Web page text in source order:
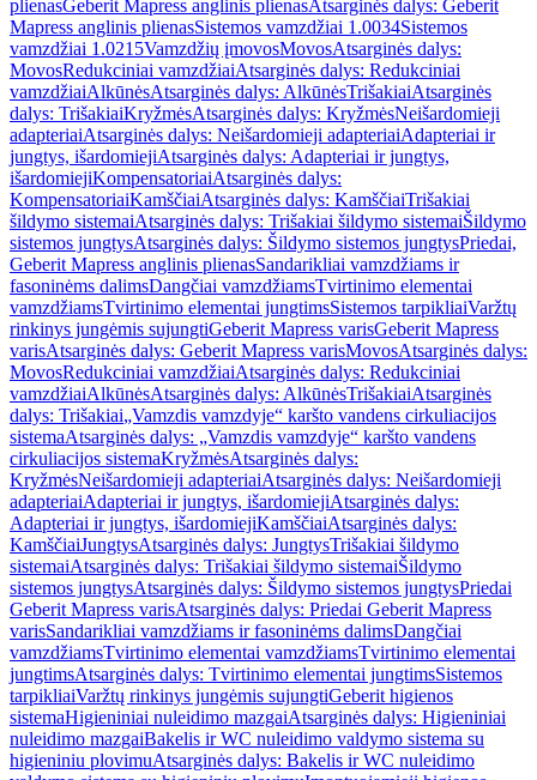
plienasGeberit Mapress anglinis plienasAtsarginės dalys: Geberit
Mapress anglinis plienasSistemos vamzdžiai 1.0034Sistemos
vamzdžiai 1.0215Vamzdžių įmovosMovosAtsarginės dalys:
MovosRedukciniai vamzdžiaiAtsarginės dalys: Redukciniai
vamzdžiaiAlkūnėsAtsarginės dalys: AlkūnėsTrišakiaiAtsarginės
dalys: TrišakiaiKryžmėsAtsarginės dalys: KryžmėsNeišardomieji
adapteriaiAtsarginės dalys: Neišardomieji adapteriaiAdapteriai ir
jungtys, išardomiejiAtsarginės dalys: Adapteriai ir jungtys,
išardomiejiKompensatoriaiAtsarginės dalys:
KompensatoriaiKamščiaiAtsarginės dalys: KamščiaiTrišakiai
šildymo sistemaiAtsarginės dalys: Trišakiai šildymo sistemaiŠildymo
sistemos jungtysAtsarginės dalys: Šildymo sistemos jungtysPriedai,
Geberit Mapress anglinis plienasSandarikliai vamzdžiams ir
fasoninėms dalimsDangčiai vamzdžiamsTvirtinimo elementai
vamzdžiamsTvirtinimo elementai jungtimsSistemos tarpikliaiVaržtų
rinkinys jungėmis sujungtiGeberit Mapress varisGeberit Mapress
varisAtsarginės dalys: Geberit Mapress varisMovosAtsarginės dalys:
MovosRedukciniai vamzdžiaiAtsarginės dalys: Redukciniai
vamzdžiaiAlkūnėsAtsarginės dalys: AlkūnėsTrišakiaiAtsarginės
dalys: Trišakiai„Vamzdis vamzdyje“ karšto vandens cirkuliacijos
sistemaAtsarginės dalys: „Vamzdis vamzdyje“ karšto vandens
cirkuliacijos sistemaKryžmėsAtsarginės dalys:
KryžmėsNeišardomieji adapteriaiAtsarginės dalys: Neišardomieji
adapteriaiAdapteriai ir jungtys, išardomiejiAtsarginės dalys:
Adapteriai ir jungtys, išardomiejiKamščiaiAtsarginės dalys:
KamščiaiJungtysAtsarginės dalys: JungtysTrišakiai šildymo
sistemaiAtsarginės dalys: Trišakiai šildymo sistemaiŠildymo
sistemos jungtysAtsarginės dalys: Šildymo sistemos jungtysPriedai
Geberit Mapress varisAtsarginės dalys: Priedai Geberit Mapress
varisSandarikliai vamzdžiams ir fasoninėms dalimsDangčiai
vamzdžiamsTvirtinimo elementai vamzdžiamsTvirtinimo elementai
jungtimsAtsarginės dalys: Tvirtinimo elementai jungtimsSistemos
tarpikliaiVaržtų rinkinys jungėmis sujungtiGeberit higienos
sistemaHigieniniai nuleidimo mazgaiAtsarginės dalys: Higieniniai
nuleidimo mazgaiBakelis ir WC nuleidimo valdymo sistema su
higieniniu plovimuAtsarginės dalys: Bakelis ir WC nuleidimo